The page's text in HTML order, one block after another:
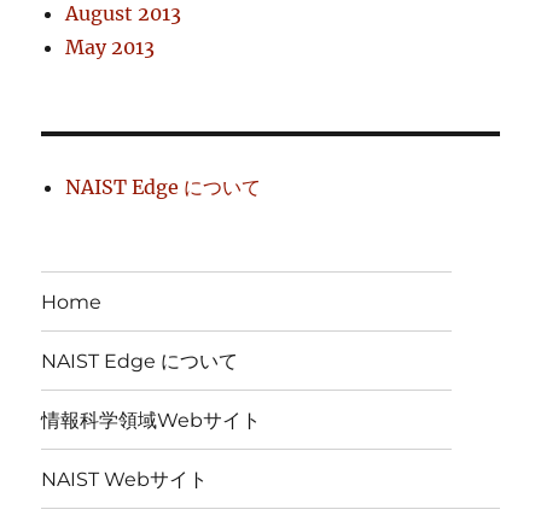
August 2013
May 2013
NAIST Edge について
Home
NAIST Edge について
情報科学領域Webサイト
NAIST Webサイト